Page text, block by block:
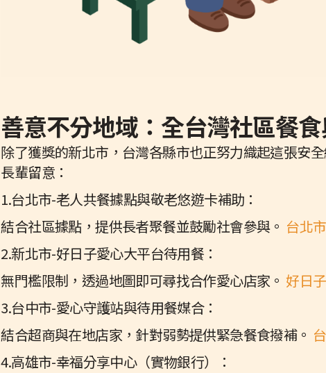
善意不分地域：全台灣社區餐
除了獲獎的新北市，台灣各縣市也正努力織起這張安
長輩留意：
1.台北市-老人共餐據點與敬老悠遊卡補助：
結合社區據點，提供長者聚餐並鼓勵社會參與。 台北
2.新北市-好日子愛心大平台待用餐：
無門檻限制，透過地圖即可尋找合作愛心店家。好日
3.台中市-愛心守護站與待用餐媒合：
結合超商與在地店家，針對弱勢提供緊急餐食撥補。
4.高雄市-幸福分享中心（實物銀行）：